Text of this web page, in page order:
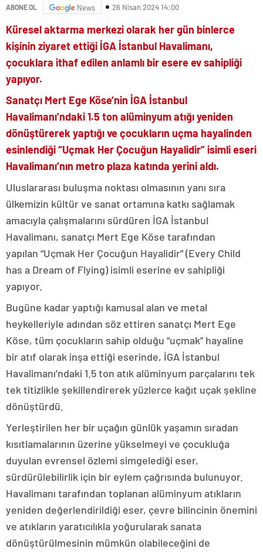
ABONE OL News 26 Nisan 2024 14:00
Küresel aktarma merkezi olarak her gün binlerce
kişinin ziyaret ettiği İGA İstanbul Havalimanı,
çocuklara ithaf edilen anlamlı bir esere ev sahipliği
yapıyor.
Sanatçı Mert Ege Köse’nin İGA İstanbul
Havalimanı’ndaki 1.5 ton alüminyum atığı yeniden
dönüştürerek yaptığı ve çocukların uçma hayalinden
esinlendiği “Uçmak Her Çocuğun Hayalidir” isimli eseri
Havalimanı’nın metro plaza katında yerini aldı.
Uluslararası buluşma noktası olmasının yanı sıra
ülkemizin kültür ve sanat ortamına katkı sağlamak
amacıyla çalışmalarını sürdüren İGA İstanbul
Havalimanı, sanatçı Mert Ege Köse tarafından
yapılan “Uçmak Her Çocuğun Hayalidir” (Every Child
has a Dream of Flying) isimli eserine ev sahipliği
yapıyor.
Bugüne kadar yaptığı kamusal alan ve metal
heykelleriyle adından söz ettiren sanatçı Mert Ege
Köse, tüm çocukların sahip olduğu “uçmak” hayaline
bir atıf olarak inşa ettiği eserinde, İGA İstanbul
Havalimanı’ndaki 1.5 ton atık alüminyum parçalarını tek
tek titizlikle şekillendirerek yüzlerce kağıt uçak şekline
dönüştürdü.
Yerleştirilen her bir uçağın günlük yaşamın sıradan
kısıtlamalarının üzerine yükselmeyi ve çocukluğa
duyulan evrensel özlemi simgelediği eser,
sürdürülebilirlik için bir eylem çağrısında bulunuyor.
Havalimanı tarafından toplanan alüminyum atıkların
yeniden değerlendirildiği eser, çevre bilincinin önemini
ve atıkların yaratıcılıkla yoğurularak sanata
dönüştürülmesinin mümkün olabileceğini de